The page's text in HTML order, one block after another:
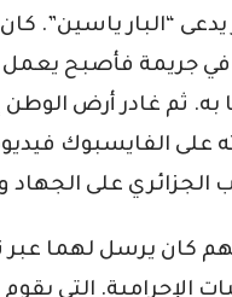
يدعى “البار
جريمة فأصبح
ثم غادر أرض
على الفايسبوك
الجزائري على
كان يرسل لهما عبر
الإجرامية. التي